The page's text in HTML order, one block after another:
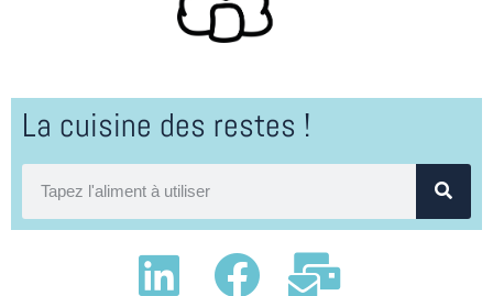
La cuisine des restes !